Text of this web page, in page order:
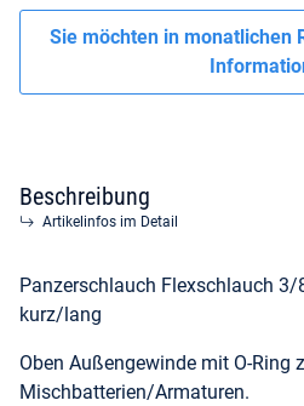
Sie möchten in monatlichen
Beschreibung
Artikelinfos im Detail
Panzerschlauch Flexschlauch 3/
kurz/lang
Oben Außengewinde mit O-Ring
Mischbatterien/Armaturen.